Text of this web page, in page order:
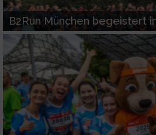
B2Run München begeistert